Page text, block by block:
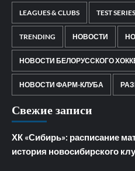
LEAGUES & CLUBS TEST SERIES
TRENDING НОВОСТИ
НОВОСТИ БЕЛОРУССКОГО
НОВОСТИ ФАРМ-КЛУБА
Свежие записи
ХК «Сибирь»: расписание
история новосибирского